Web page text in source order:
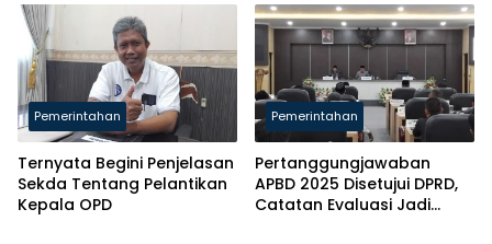
Pendidikan hingga Hilirisasi
Pemerintahan
Ternyata Begini Penjelasan
Sekda Tentang Pelantikan
Kepala OPD
Pemerintahan
Pertanggungjawaban
APBD 2025 Disetujui DPRD,
Catatan Evaluasi Jadi